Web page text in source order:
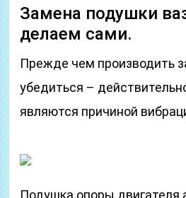
Замена подушки
делаем сами.
Прежде чем производить
убедиться –
являются причиной
Подушка опоры двигателя